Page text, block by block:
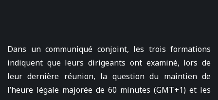
Dans un communiqué conjoint, les trois formations
indiquent que leurs dirigeants ont examiné, lors de
leur dernière réunion, la question du maintien de
l’heure légale majorée de 60 minutes (GMT+1) et les